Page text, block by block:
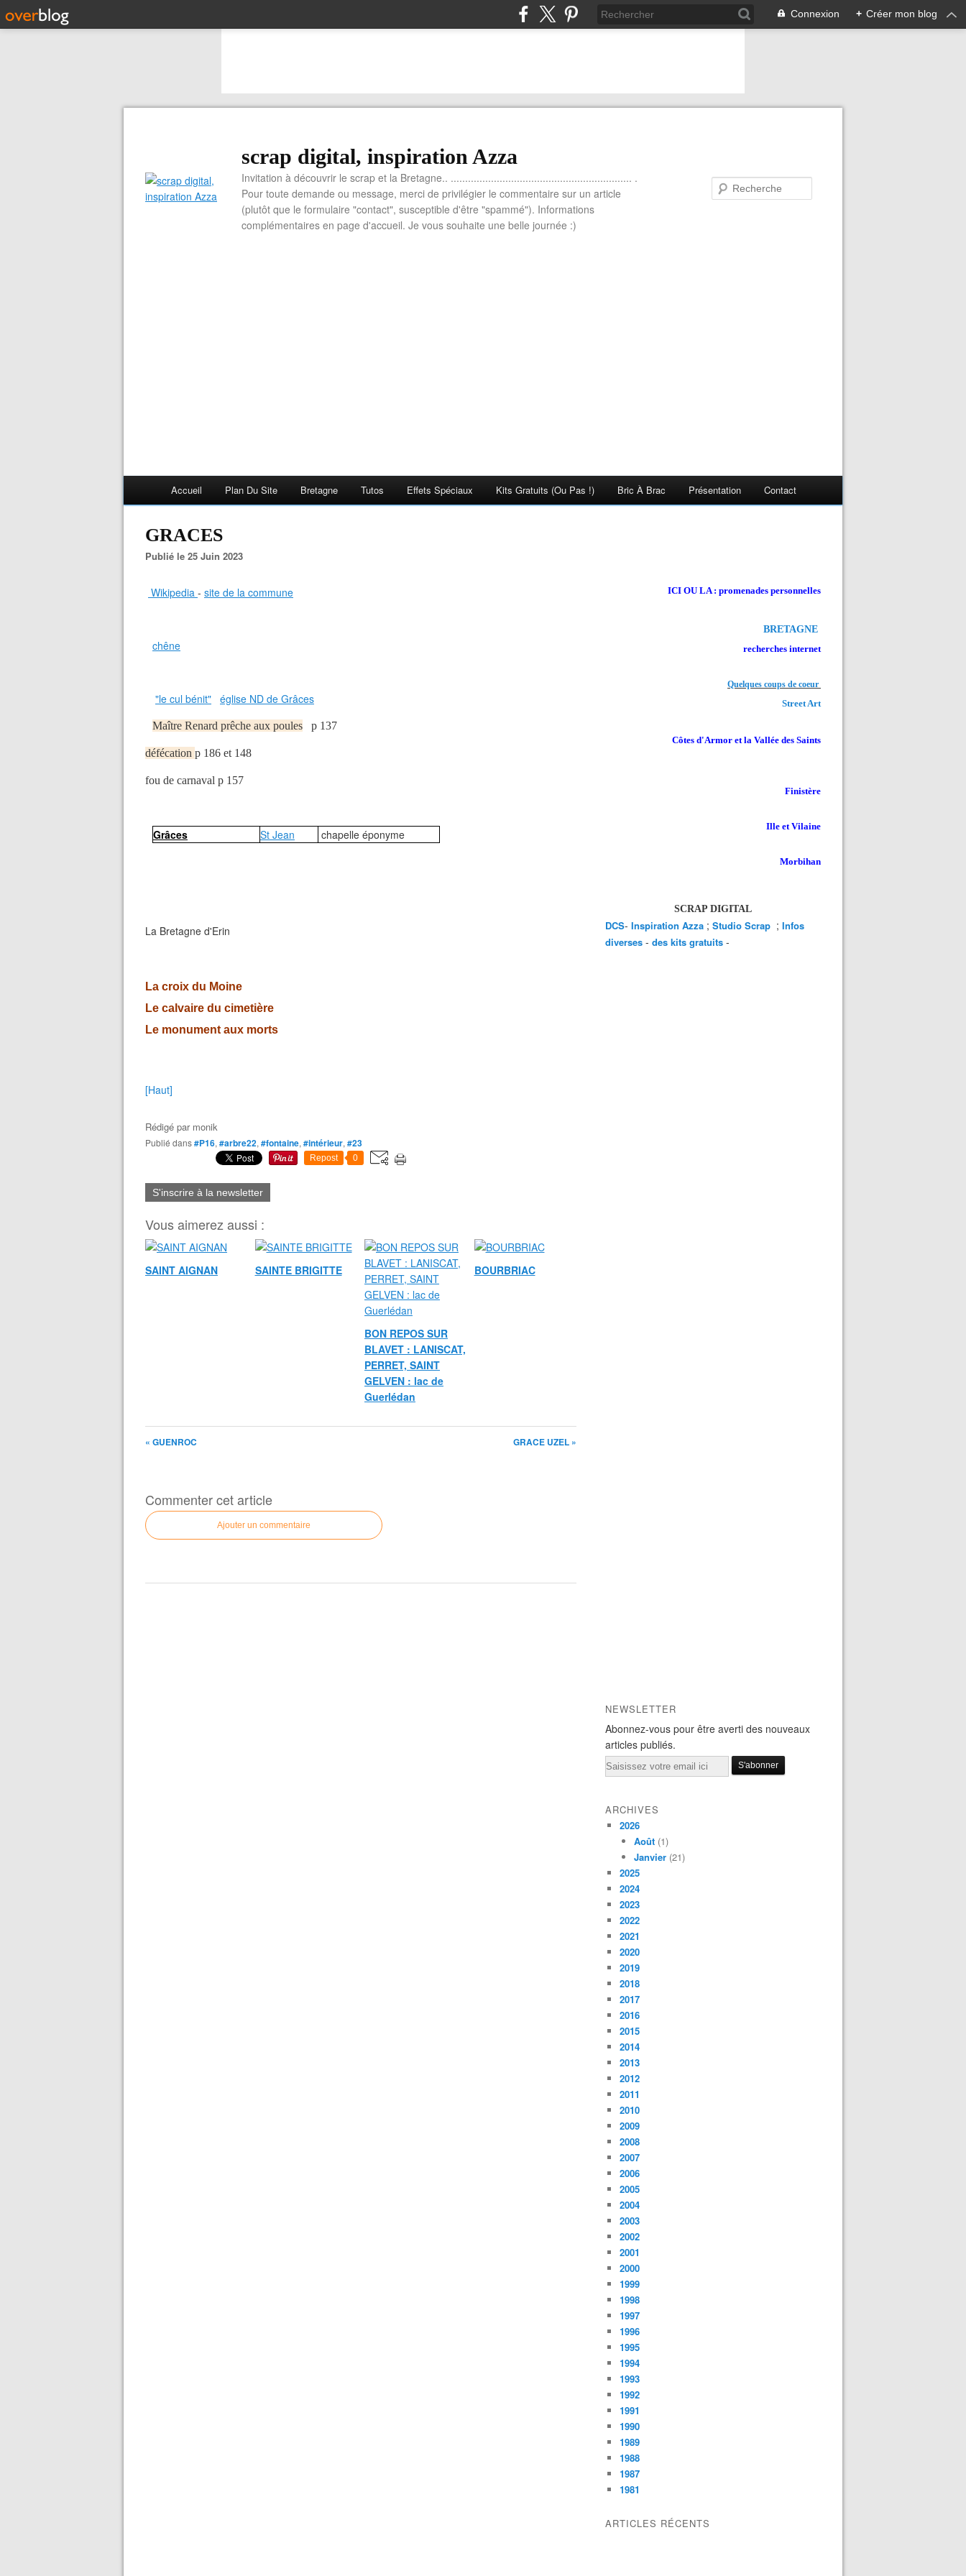
Connexion + Créer mon blog
scrap digital, inspiration Azza
Invitation à découvrir le scrap et la Bretagne.. ............................................................... .
Pour toute demande ou message, merci de privilégier le commentaire sur un article
(plutôt que le formulaire "contact", susceptible d'être "spammé"). Informations
complémentaires en page d'accueil. Je vous souhaite une belle journée :)
Accueil Plan Du Site Bretagne Tutos Effets Spéciaux Kits Gratuits (ou Pas !) Bric À Brac Présentation Contact
GRACES
Publié le 25 Juin 2023
Wikipedia - site de la commune
chêne
"le cul bénit" église ND de Grâces
Maître Renard prêche aux poules p 137
défécation p 186 et 148
fou de carnaval p 157
Grâces St Jean chapelle éponyme
La Bretagne d'Erin
La croix du Moine
Le calvaire du cimetière
Le monument aux morts
[Haut]
Rédigé par monik
Publié dans#P16, #arbre22, #fontaine, #intérieur, #23
Repost 0
S'inscrire à la newsletter
Vous aimerez aussi :
SAINT AIGNAN SAINTE BRIGITTE
BON REPOS SUR
BLAVET : LANISCAT,
PERRET, SAINT
GELVEN : lac de
Guerlédan
BOURBRIAC
« GUENROC GRACE UZEL »
Commenter cet article
Ajouter un commentaire
ICI OU LA : promenades personnelles
BRETAGNE
recherches internet
Quelques coups de coeur
Street Art
Côtes d'Armor et la Vallée des Saints
Finistère
Ille et Vilaine
Morbihan
SCRAP DIGITAL
DCS- Inspiration Azza ; Studio Scrap ; Infos
diverses - des kits gratuits -
NEWSLETTER
Abonnez-vous pour être averti des nouveaux
articles publiés.
Email
ARCHIVES
2026
Août (1)
Janvier (21)
2025
2024
2023
2022
2021
2020
2019
2018
2017
2016
2015
2014
2013
2012
2011
2010
2009
2008
2007
2006
2005
2004
2003
2002
2001
2000
1999
1998
1997
1996
1995
1994
1993
1992
1991
1990
1989
1988
1987
1981
ARTICLES RÉCENTS